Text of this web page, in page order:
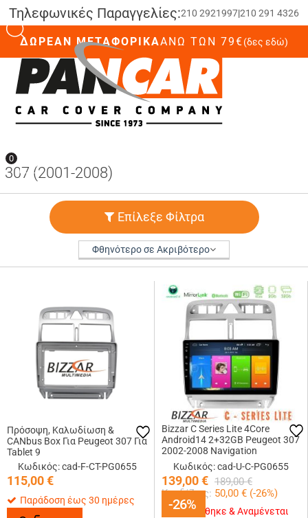
Τηλεφωνικές Παραγγελίες:210 2921997|210 291 4326
ΔΩΡΕΑΝ ΜΕΤΑΦΟΡΙΚΑΆΝΩ ΤΩΝ 79€(δες εδώ)
0
307 (2001-2008)
Επίλεξε Φίλτρα
Φθηνότερο σε Ακριβότερο
Πρόσοψη, Καλωδίωση &
CANbus Box Για Peugeot 307 Για
Tablet 9
Κωδικός: cad-F-CT-PG0655
115,00€
Παράδοση έως 30 ημέρες -26%
Bizzar C Series Lite 4Core
Android14 2+32GB Peugeot 307
2002-2008 Navigation
Multimedia Tablet 9
Κωδικός: cad-U-C-PG0655
139,00€ 189,00 €
Κερδίζεις: 50,00 € (-26%)
-26%
Εξαντλήθηκε & Αναμένεται